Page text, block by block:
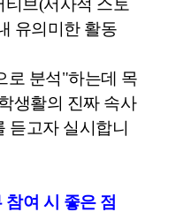
티브(서사적 스토
유의미한 활동
로 분석"하는데 목
생활의 진짜 속사
듣고자 실시합니
여 시 좋은 점